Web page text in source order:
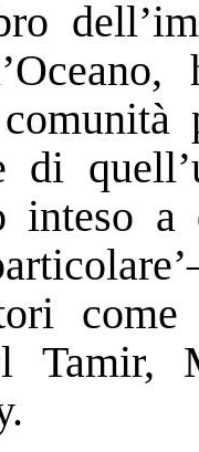
di
inteso
come
Tamir,